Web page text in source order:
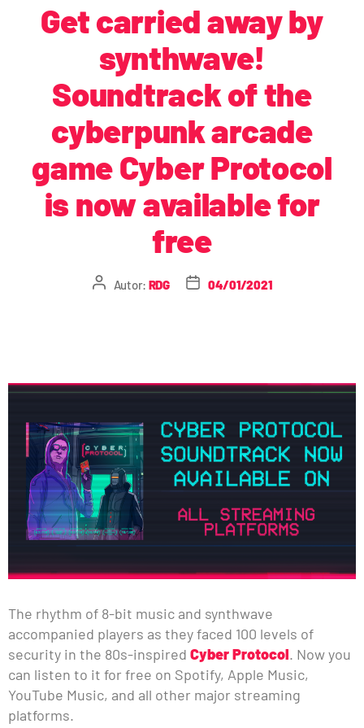
Get carried away by
synthwave!
Soundtrack of the
cyberpunk arcade
game Cyber Protocol
is now available for
free
Autor: RDG 04/01/2021
The rhythm of 8-bit music and synthwave
accompanied players as they faced 100 levels of
security in the 80s-inspired Cyber Protocol. Now you
can listen to it for free on Spotify, Apple Music,
YouTube Music, and all other major streaming
platforms.